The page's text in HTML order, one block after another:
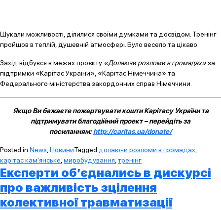
Шукали можливості, ділилися своїми думками та досвідом. Тренінг
пройшов в теплій, душевній атмосфері. Було весело та цікаво.
Захід відбувся в межах проєкту «Долаючи розломи в громадах»за
підтримки «Карітас України», «Карітас Німеччина» та
Федерального міністерства закордонних справ Німеччини.
Якщо Ви бажаєте пожертвувати кошти Карітасу України та
підтримувати благодійний проект – перейдіть за
посиланням:http://caritas.ua/donate/
Posted in News НовиниTagged долаючи розломи в громадах
карітас кам'янське миробудування тренінг
Експерти об’єднались в дискурсі
про важливість зцілення
колективної травматизації